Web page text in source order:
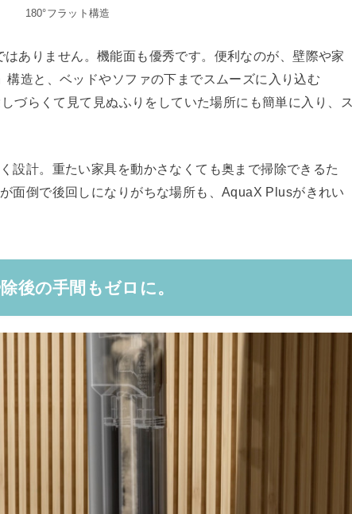
180°フラット構造
ありません。機能面も優秀です。便利なのが、壁際や家
造と、ベッドやソファの下までスムーズに入り込む
づらくて見て見ぬふりをしていた場所にも簡単に入り、ス
設計。重たい家具を動かさなくても奥まで掃除できるた
面倒で後回しになりがちな場所も、AquaX Plusがきれい
後の手間もゼロに。